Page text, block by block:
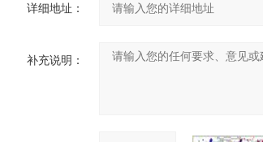
详细地址：
补充说明：